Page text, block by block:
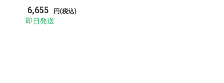
6,655 円(税込)
即日発送